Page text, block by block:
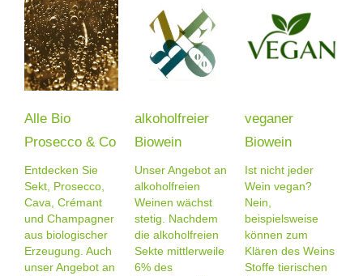
Alle Bio
Prosecco & Co
Entdecken Sie
Sekt, Prosecco,
Cava, Crémant
und Champagner
aus biologischer
Erzeugung. Auch
unser Angebot an
alkoholfreier
Biowein
Unser Angebot an
alkoholfreien
Weinen wächst
stetig. Nachdem
die alkoholfreien
Sekte mittlerweile
6% des
veganer
Biowein
Ist nicht jeder
Wein vegan?
Nein,
beispielsweise
können zum
Klären des Weins
Stoffe tierischen